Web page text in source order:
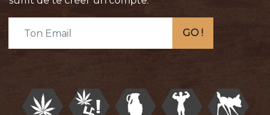
GO !